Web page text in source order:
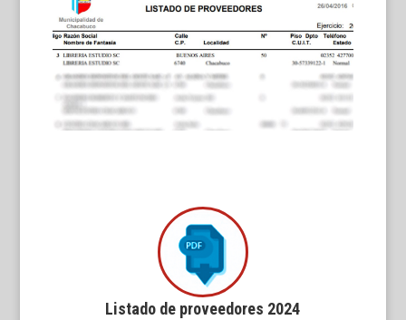
Listado de proveedores 2024